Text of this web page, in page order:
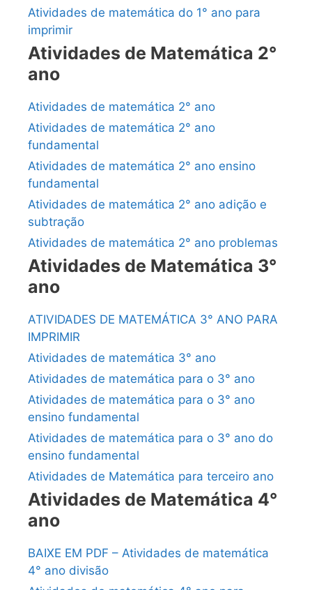
Atividades de matemática do 1° ano para
imprimir
Atividades de Matemática 2°
ano
Atividades de matemática 2° ano
Atividades de matemática 2° ano
fundamental
Atividades de matemática 2° ano ensino
fundamental
Atividades de matemática 2° ano adição e
subtração
Atividades de matemática 2° ano problemas
Atividades de Matemática 3°
ano
ATIVIDADES DE MATEMÁTICA 3° ANO PARA
IMPRIMIR
Atividades de matemática 3° ano
Atividades de matemática para o 3° ano
Atividades de matemática para o 3° ano
ensino fundamental
Atividades de matemática para o 3° ano do
ensino fundamental
Atividades de Matemática para terceiro ano
Atividades de Matemática 4°
ano
BAIXE EM PDF – Atividades de matemática
4° ano divisão